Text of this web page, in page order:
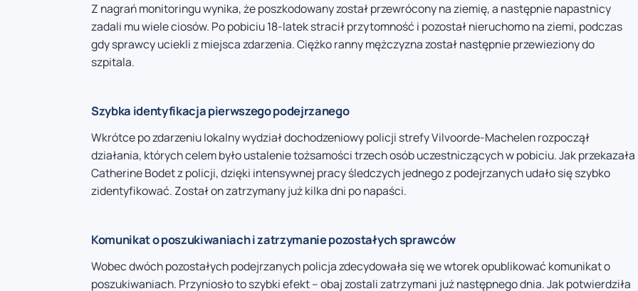
Z nagrań monitoringu wynika, że poszkodowany został przewrócony na ziemię, a następnie napastnicy
zadali mu wiele ciosów. Po pobiciu 18-latek stracił przytomność i pozostał nieruchomo na ziemi, podczas
gdy sprawcy uciekli z miejsca zdarzenia. Ciężko ranny mężczyzna został następnie przewieziony do
szpitala.
Szybka identyfikacja pierwszego podejrzanego
Wkrótce po zdarzeniu lokalny wydział dochodzeniowy policji strefy Vilvoorde-Machelen rozpoczął
działania, których celem było ustalenie tożsamości trzech osób uczestniczących w pobiciu. Jak przekazała
Catherine Bodet z policji, dzięki intensywnej pracy śledczych jednego z podejrzanych udało się szybko
zidentyfikować. Został on zatrzymany już kilka dni po napaści.
Komunikat o poszukiwaniach i zatrzymanie pozostałych sprawców
Wobec dwóch pozostałych podejrzanych policja zdecydowała się we wtorek opublikować komunikat o
poszukiwaniach. Przyniosło to szybki efekt – obaj zostali zatrzymani już następnego dnia. Jak potwierdziła